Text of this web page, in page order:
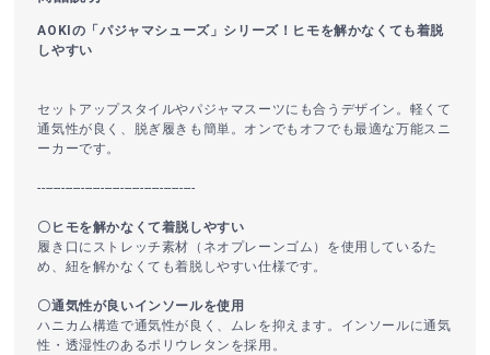
AOKIの「パジャマシューズ」シリーズ！ヒモを解かなくても着脱
しやすい
セットアップスタイルやパジャマスーツにも合うデザイン。軽くて
通気性が良く、脱ぎ履きも簡単。オンでもオフでも最適な万能スニ
ーカーです。
----------------------------------------
〇ヒモを解かなくて着脱しやすい
履き口にストレッチ素材（ネオプレーンゴム）を使用しているた
め、紐を解かなくても着脱しやすい仕様です。
〇通気性が良いインソールを使用
ハニカム構造で通気性が良く、ムレを抑えます。インソールに通気
性・透湿性のあるポリウレタンを採用。